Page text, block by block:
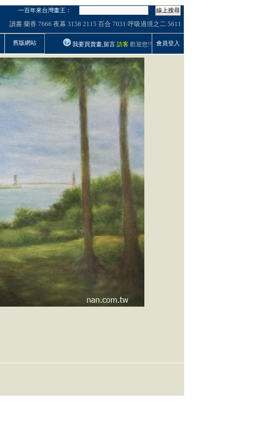
一百年來台灣畫王：
線上搜尋
讀書 蘭香 7666 夜幕 3158 2115 百合 7031 呼吸過境之二 5611
舊版網站 我要買賣畫,留言 訪客 歡迎您!! 會員登入